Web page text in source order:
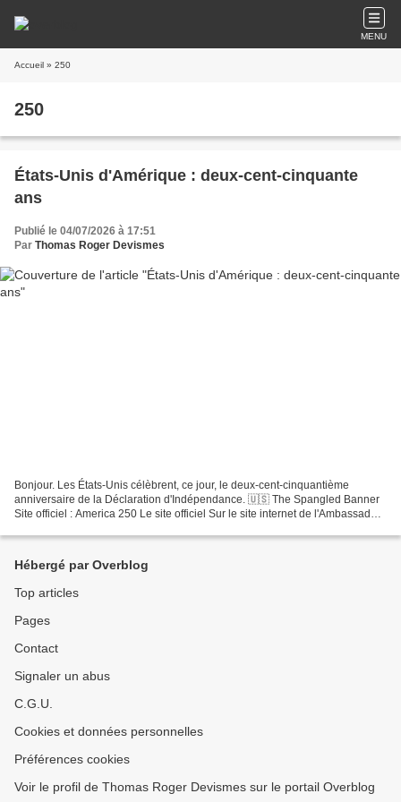
MENU
Accueil » 250
250
États-Unis d'Amérique : deux-cent-cinquante
ans
Publié le 04/07/2026 à 17:51
Par Thomas Roger Devismes
Bonjour. Les États-Unis célèbrent, ce jour, le deux-cent-cinquantième
anniversaire de la Déclaration d'Indépendance. 🇺🇸 The Spangled Banner
Site officiel : America 250 Le site officiel Sur le site internet de l'Ambassade
Hébergé par Overblog
Top articles
Pages
Contact
Signaler un abus
C.G.U.
Cookies et données personnelles
Préférences cookies
Voir le profil de Thomas Roger Devismes sur le portail Overblog